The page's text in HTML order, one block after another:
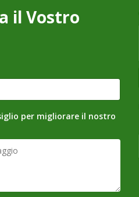
il Vostro
per migliorare il nostro